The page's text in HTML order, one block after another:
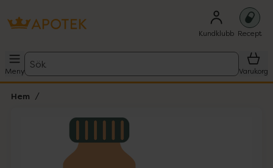
Kundklubb Recept
Meny
Sök
Varukorg
Hem
Lista: . Innehåller 1 objekt.